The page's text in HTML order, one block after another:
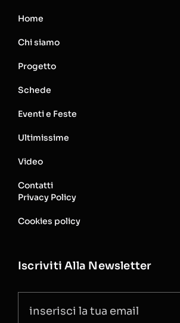
Home
Chi siamo
Progetto
Schede
Eventi e Feste
Ultimissime
Video
Contatti
Privacy Policy
Cookies policy
Iscriviti Alla Newsletter